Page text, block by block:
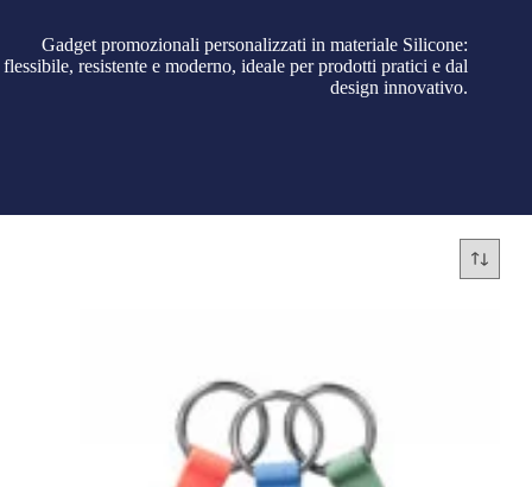
Gadget promozionali personalizzati in materiale Silicone:
flessibile, resistente e moderno, ideale per prodotti pratici e dal
design innovativo.